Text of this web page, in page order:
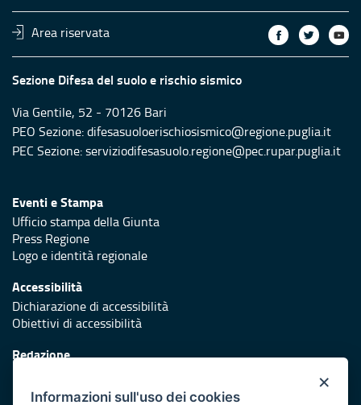
Area riservata
Sezione Difesa del suolo e rischio sismico
Via Gentile, 52 - 70126 Bari
PEO Sezione: difesasuoloerischiosismico@regione.puglia.it
PEC Sezione: serviziodifesasuolo.regione@pec.rupar.puglia.it
Eventi e Stampa
Ufficio stampa della Giunta
Press Regione
Logo e identità regionale
Accessibilità
Dichiarazione di accessibilità
Obiettivi di accessibilità
Redazione
×
Informazioni sull'uso dei cookies